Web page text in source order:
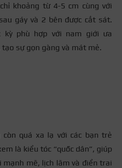
khoảng từ 4-5 cm cùng với
gáy và 2 bên được cắt sát.
kỳ phù hợp với nam giới ưa
sự gọn gàng và mát mẻ.+3
còn quá xa lạ với các bạn trẻ
là kiểu tóc “quốc dân”, giúp
mạnh mẽ, lịch lãm và điển trai